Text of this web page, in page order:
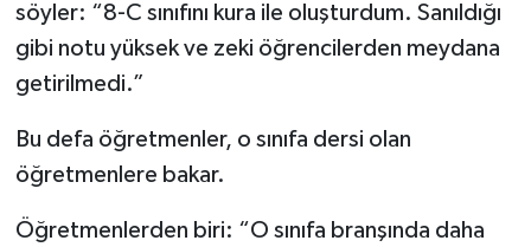
söyler: “8-C sınıfını kura ile oluşturdum. Sanıldığı
gibi notu yüksek ve zeki öğrencilerden meydana
getirilmedi.”
Bu defa öğretmenler, o sınıfa dersi olan
öğretmenlere bakar.
Öğretmenlerden biri: “O sınıfa branşında daha